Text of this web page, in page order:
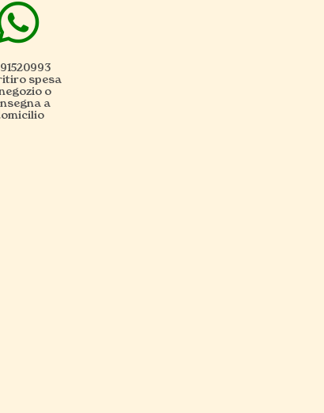
spesa
o
a